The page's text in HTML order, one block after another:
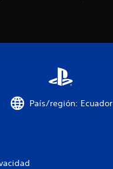
País/región: Ecuador